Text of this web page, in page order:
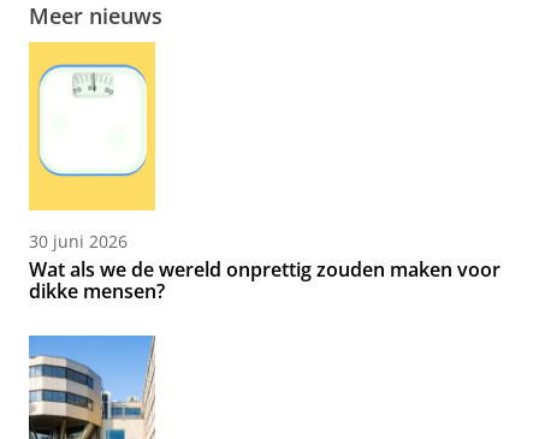
Meer nieuws
30 juni 2026
Wat als we de wereld onprettig zouden maken voor
dikke mensen?